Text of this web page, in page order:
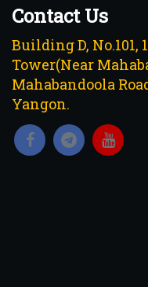
Contact Us
Building D, No.101,
Tower(Near
Mahabandoola
Yangon.